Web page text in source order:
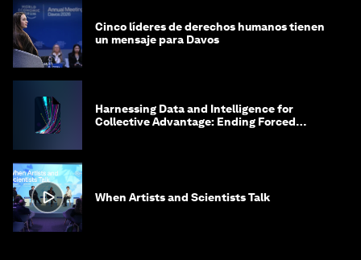
Cinco líderes de derechos humanos tienen
un mensaje para Davos
Harnessing Data and Intelligence for
Collective Advantage: Ending Forced
When Artists and Scientists Talk